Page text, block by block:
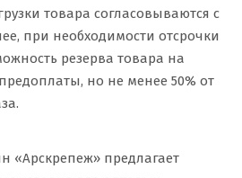
товара согласовываются с
при необходимости отсрочки
резерва товара на
но не менее 50% от
«Арскрепеж» предлагает